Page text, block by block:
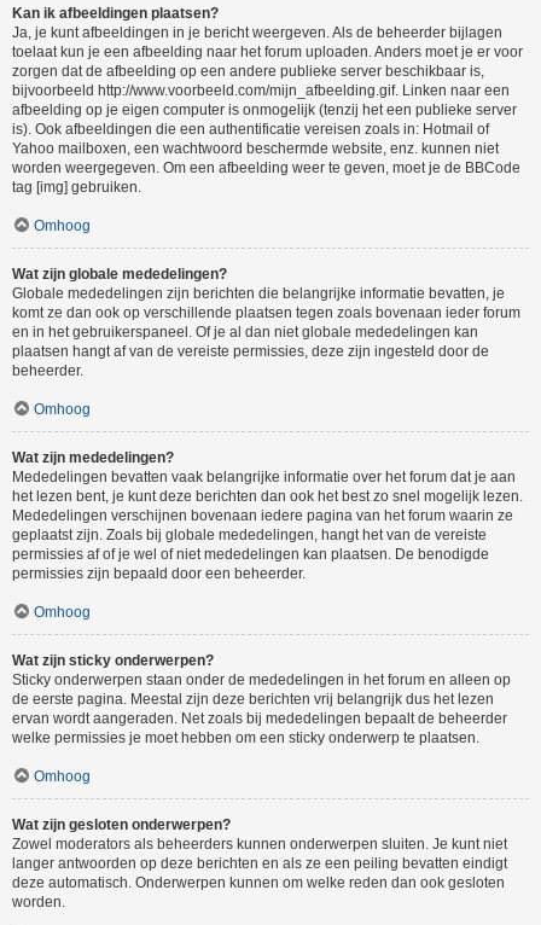
Kan ik afbeeldingen plaatsen?
Ja, je kunt afbeeldingen in je bericht weergeven. Als de beheerder bijlagen
toelaat kun je een afbeelding naar het forum uploaden. Anders moet je er voor
zorgen dat de afbeelding op een andere publieke server beschikbaar is,
bijvoorbeeld http://www.voorbeeld.com/mijn_afbeelding.gif. Linken naar een
afbeelding op je eigen computer is onmogelijk (tenzij het een publieke server
is). Ook afbeeldingen die een authentificatie vereisen zoals in: Hotmail of
Yahoo mailboxen, een wachtwoord beschermde website, enz. kunnen niet
worden weergegeven. Om een afbeelding weer te geven, moet je de BBCode
tag [img] gebruiken.
Omhoog
Wat zijn globale mededelingen?
Globale mededelingen zijn berichten die belangrijke informatie bevatten, je
komt ze dan ook op verschillende plaatsen tegen zoals bovenaan ieder forum
en in het gebruikerspaneel. Of je al dan niet globale mededelingen kan
plaatsen hangt af van de vereiste permissies, deze zijn ingesteld door de
beheerder.
Omhoog
Wat zijn mededelingen?
Mededelingen bevatten vaak belangrijke informatie over het forum dat je aan
het lezen bent, je kunt deze berichten dan ook het best zo snel mogelijk lezen.
Mededelingen verschijnen bovenaan iedere pagina van het forum waarin ze
geplaatst zijn. Zoals bij globale mededelingen, hangt het van de vereiste
permissies af of je wel of niet mededelingen kan plaatsen. De benodigde
permissies zijn bepaald door een beheerder.
Omhoog
Wat zijn sticky onderwerpen?
Sticky onderwerpen staan onder de mededelingen in het forum en alleen op
de eerste pagina. Meestal zijn deze berichten vrij belangrijk dus het lezen
ervan wordt aangeraden. Net zoals bij mededelingen bepaalt de beheerder
welke permissies je moet hebben om een sticky onderwerp te plaatsen.
Omhoog
Wat zijn gesloten onderwerpen?
Zowel moderators als beheerders kunnen onderwerpen sluiten. Je kunt niet
langer antwoorden op deze berichten en als ze een peiling bevatten eindigt
deze automatisch. Onderwerpen kunnen om welke reden dan ook gesloten
worden.